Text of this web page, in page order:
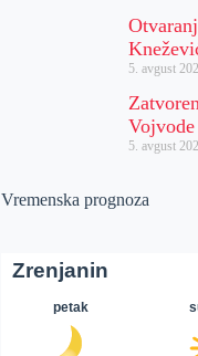
5. avgust
5. avgust
Vremenska prognoza